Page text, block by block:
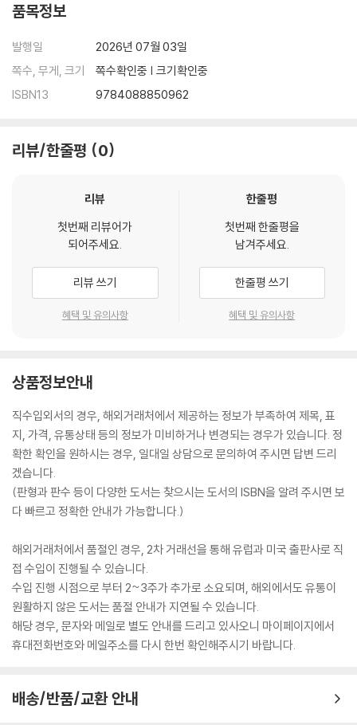
품목정보
발행일
2026년 07월 03일
쪽수, 무게, 크기
쪽수확인중 | 크기확인중
ISBN13
9784088850962
리뷰/한줄평 0
리뷰
첫번째 리뷰어가
되어주세요.
리뷰 쓰기
혜택 및 유의사항
한줄평
첫번째 한줄평을
남겨주세요.
한줄평 쓰기
혜택 및 유의사항
상품정보안내
직수입외서의 경우, 해외거래처에서 제공하는 정보가 부족하여 제목, 표
지, 가격, 유통상태 등의 정보가 미비하거나 변경되는 경우가 있습니다. 정
확한 확인을 원하시는 경우, 일대일 상담으로 문의하여 주시면 답변 드리
겠습니다.
(판형과 판수 등이 다양한 도서는 찾으시는 도서의 ISBN을 알려 주시면 보
다 빠르고 정확한 안내가 가능합니다.)
해외거래처에서 품절인 경우, 2차 거래선을 통해 유럽과 미국 출판사로 직
접 수입이 진행될 수 있습니다.
수입 진행 시점으로 부터 2~3주가 추가로 소요되며, 해외에서도 유통이
원활하지 않은 도서는 품절 안내가 지연될 수 있습니다.
해당 경우, 문자와 메일로 별도 안내를 드리고 있사오니 마이페이지에서
휴대전화번호와 메일주소를 다시 한번 확인해주시기 바랍니다.
배송/반품/교환 안내